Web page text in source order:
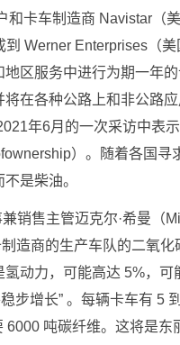
和卡车制造商 Navistar（
Werner Enterprises（
区服务中进行为期一年
在各种公路上和非公路
年6月的一次采访中表
）。随着各国寻
是柴油。
销售主管迈克尔·希曼（
造商的生产车队的二氧
动力，可能高达 5%，
步增长” 。每辆卡车有 5
吨碳纤维。这将是